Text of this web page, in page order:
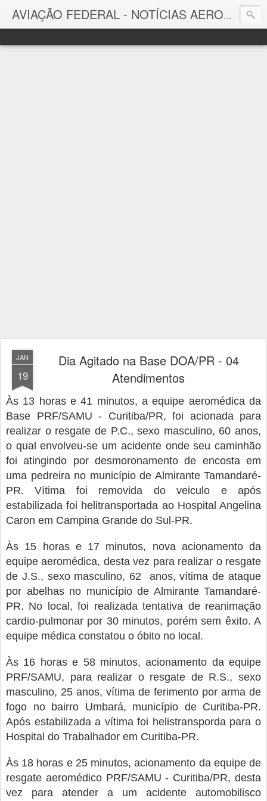
AVIAÇÃO FEDERAL - NOTÍCIAS AERONÁUTICAS & TECNOLOGIAS
Aviação Federal
JAN
19
Dia Agitado na Base DOA/PR - 04
Atendimentos
Às 13 horas e 41 minutos, a equipe aeromédica da
Base PRF/SAMU - Curitiba/PR, foi acionada para
realizar o resgate de P.C., sexo masculino, 60 anos,
o qual envolveu-se um acidente onde seu caminhão
foi atingindo por desmoronamento de encosta em
uma pedreira no município de Almirante Tamandaré-
PR. Vítima foi removida do veiculo e após
estabilizada foi helitransportada ao Hospital Angelina
Caron em Campina Grande do Sul-PR.
Às 15 horas e 17 minutos, nova acionamento da
equipe aeromédica, desta vez para realizar o resgate
de J.S., sexo masculino, 62 anos, vítima de ataque
por abelhas no município de Almirante Tamandaré-
PR. No local, foi realizada tentativa de reanimação
cardio-pulmonar por 30 minutos, porém sem êxito. A
equipe médica constatou o óbito no local.
Às 16 horas e 58 minutos, acionamento da equipe
PRF/SAMU, para realizar o resgate de R.S., sexo
masculino, 25 anos, vítima de ferimento por arma de
fogo no bairro Umbará, município de Curitiba-PR.
Após estabilizada a vítima foi helistransporda para o
Hospital do Trabalhador em Curitiba-PR.
Às 18 horas e 25 minutos, acionamento da equipe de
resgate aeromédico PRF/SAMU - Curitiba/PR, desta
vez para atender a um acidente automobilisco